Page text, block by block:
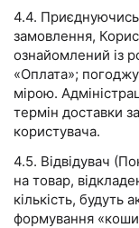
4.4.
замовлення,
ознайомлений із
«Оплата»;
мірою.
термін доставки
користувача.
4.5. Відвідувач
на товар,
кількість,
формування